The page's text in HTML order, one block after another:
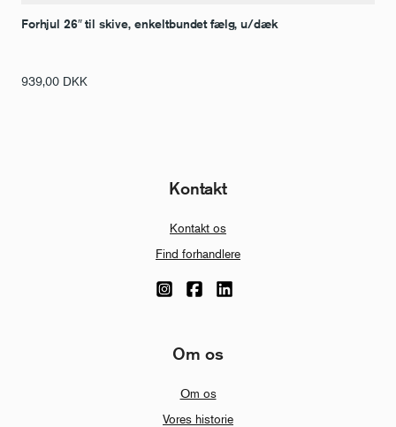
Forhjul 26″ til skive, enkeltbundet fælg, u/dæk
939,00 DKK
Kontakt
Kontakt os
Find forhandlere
Om os
Om os
Vores historie